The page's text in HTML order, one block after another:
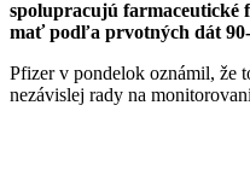
spolupracujú farmaceutické
mať podľa prvotných dát
Pfizer v pondelok oznámil, že
nezávislej rady na